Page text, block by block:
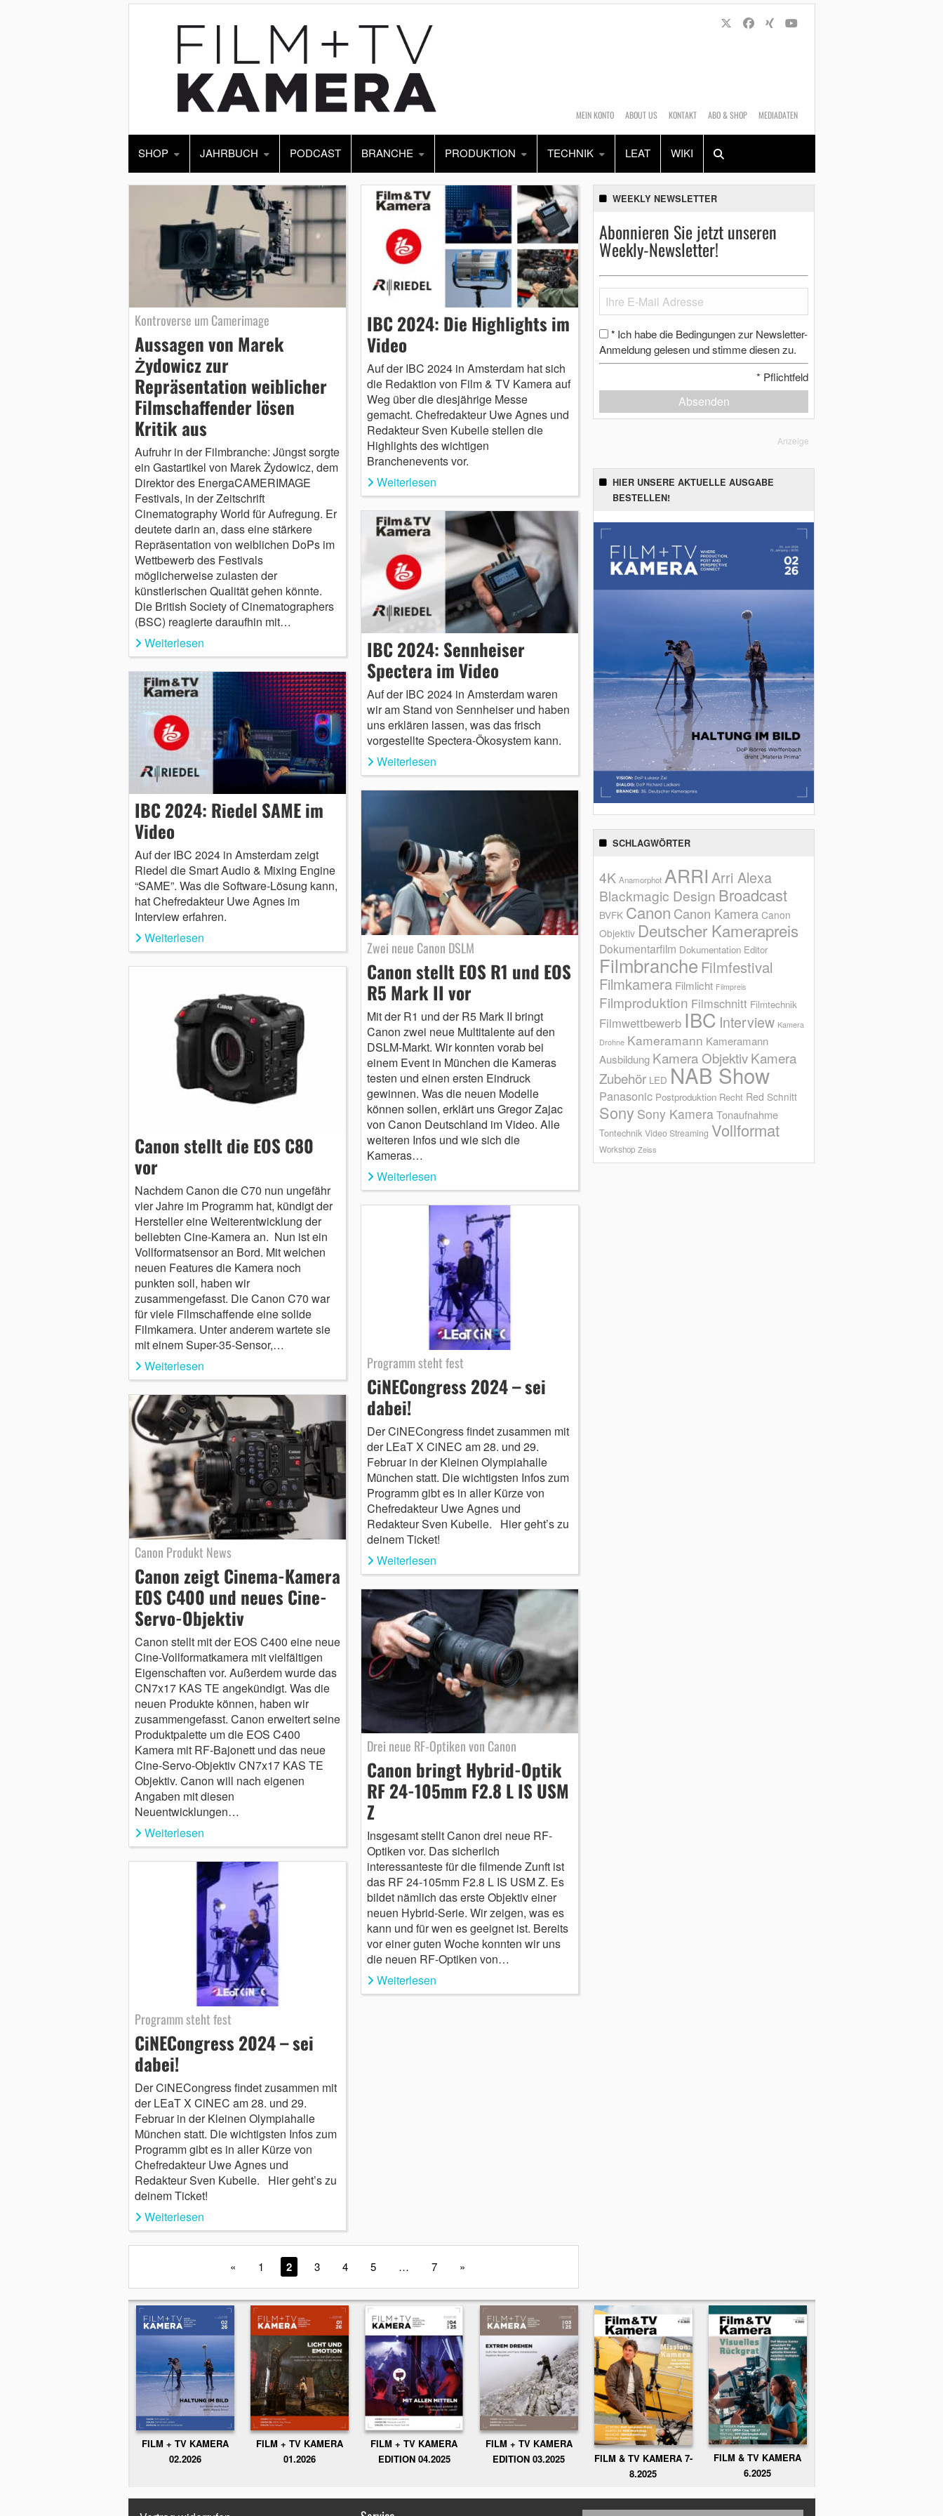
MEIN KONTO ABOUT US KONTAKT ABO & SHOP MEDIADATEN
SHOP JAHRBUCH PODCAST BRANCHE PRODUKTION TECHNIK LEAT WIKI
Alles Shop
Kontroverse um Camerimage
Aussagen von Marek
Żydowicz zur
Repräsentation weiblicher
Filmschaffender lösen
Kritik aus
Aufruhr in der Filmbranche: Jüngst sorgte
ein Gastartikel von Marek Żydowicz, dem
Direktor des EnergaCAMERIMAGE
Festivals, in der Zeitschrift
Cinematography World für Aufregung. Er
deutete darin an, dass eine stärkere
Repräsentation von weiblichen DoPs im
Wettbewerb des Festivals
möglicherweise zulasten der
künstlerischen Qualität gehen könnte.
Die British Society of Cinematographers
(BSC) reagierte daraufhin mit…
Weiterlesen
IBC 2024: Die Highlights im
Video
Auf der IBC 2024 in Amsterdam hat sich
die Redaktion von Film & TV Kamera auf
Weg über die diesjährige Messe
gemacht. Chefredakteur Uwe Agnes und
Redakteur Sven Kubeile stellen die
Highlights des wichtigen
Branchenevents vor.
Weiterlesen
IBC 2024: Riedel SAME im
Video
Auf der IBC 2024 in Amsterdam zeigt
Riedel die Smart Audio & Mixing Engine
“SAME”. Was die Software-Lösung kann,
hat Chefredakteur Uwe Agnes im
Interview erfahren.
Weiterlesen
IBC 2024: Sennheiser
Spectera im Video
Auf der IBC 2024 in Amsterdam waren
wir am Stand von Sennheiser und haben
uns erklären lassen, was das frisch
vorgestellte Spectera-Ökosystem kann.
Weiterlesen
Canon stellt die EOS C80
vor
Nachdem Canon die C70 nun ungefähr
vier Jahre im Programm hat, kündigt der
Hersteller eine Weiterentwicklung der
beliebten Cine-Kamera an. Nun ist ein
Vollformatsensor an Bord. Mit welchen
neuen Features die Kamera noch
punkten soll, haben wir
zusammengefasst. Die Canon C70 war
für viele Filmschaffende eine solide
Filmkamera. Unter anderem wartete sie
mit einem Super-35-Sensor,…
Weiterlesen
Zwei neue Canon DSLM
Canon stellt EOS R1 und EOS
R5 Mark II vor
Mit der R1 und der R5 Mark II bringt
Canon zwei neue Multitalente auf den
DSLM-Markt. Wir konnten vorab bei
einem Event in München die Kameras
testen und einen ersten Eindruck
gewinnen. Was die neuen Modelle
können sollen, erklärt uns Gregor Zajac
von Canon Deutschland im Video. Alle
weiteren Infos und wie sich die
Kameras…
Weiterlesen
Canon Produkt News
Canon zeigt Cinema-Kamera
EOS C400 und neues Cine-
Servo-Objektiv
Canon stellt mit der EOS C400 eine neue
Cine-Vollformatkamera mit vielfältigen
Eigenschaften vor. Außerdem wurde das
CN7x17 KAS TE angekündigt. Was die
neuen Produkte können, haben wir
zusammengefasst. Canon erweitert seine
Produktpalette um die EOS C400
Kamera mit RF-Bajonett und das neue
Cine-Servo-Objektiv CN7x17 KAS TE
Objektiv. Canon will nach eigenen
Angaben mit diesen
Neuentwicklungen…
Weiterlesen
Programm steht fest
CiNECongress 2024 – sei
dabei!
Der CiNECongress findet zusammen mit
der LEaT X CiNEC am 28. und 29.
Februar in der Kleinen Olympiahalle
München statt. Die wichtigsten Infos zum
Programm gibt es in aller Kürze von
Chefredakteur Uwe Agnes und
Redakteur Sven Kubeile. Hier geht’s zu
deinem Ticket!
Weiterlesen
Programm steht fest
CiNECongress 2024 – sei
dabei!
Der CiNECongress findet zusammen mit
der LEaT X CiNEC am 28. und 29.
Februar in der Kleinen Olympiahalle
München statt. Die wichtigsten Infos zum
Programm gibt es in aller Kürze von
Chefredakteur Uwe Agnes und
Redakteur Sven Kubeile. Hier geht’s zu
deinem Ticket!
Weiterlesen
Drei neue RF-Optiken von Canon
Canon bringt Hybrid-Optik
RF 24-105mm F2.8 L IS USM
Z
Insgesamt stellt Canon drei neue RF-
Optiken vor. Das sicherlich
interessanteste für die filmende Zunft ist
das RF 24-105mm F2.8 L IS USM Z. Es
bildet nämlich das erste Objektiv einer
neuen Hybrid-Serie. Wir zeigen, was es
kann und für wen es geeignet ist. Bereits
vor einer guten Woche konnten wir uns
die neuen RF-Optiken von…
Weiterlesen
« 1 2 3 4 5 … 7 »
WEEKLY NEWSLETTER
Abonnieren Sie jetzt unseren
Weekly-Newsletter!
* Ich habe die Bedingungen zur Newsletter-
Anmeldung gelesen und stimme diesen zu.
* Pflichtfeld
Absenden
Anzeige
HIER UNSERE AKTUELLE AUSGABE
BESTELLEN!
SCHLAGWÖRTER
4K Anamorphot ARRI Arri Alexa
Blackmagic Design Broadcast
BVFK Canon Canon Kamera Canon
Objektiv Deutscher Kamerapreis
Dokumentarfilm Dokumentation Editor
Filmbranche Filmfestival
Filmkamera Filmlicht Filmpreis
Filmproduktion Filmschnitt Filmtechnik
Filmwettbewerb IBC Interview Kamera
Drohne Kameramann Kameramann
Ausbildung Kamera ObjektivKamera
Zubehör LED NAB Show
Panasonic Postproduktion Recht Red Schnitt
Sony Sony KameraTonaufnahme
Tontechnik Video Streaming Vollformat
Workshop Zeiss
FILM + TV KAMERA
02.2026
FILM + TV KAMERA
01.2026
FILM + TV KAMERA
EDITION 04.2025
FILM + TV KAMERA
EDITION 03.2025
FILM & TV KAMERA 7-
8.2025
FILM & TV KAMERA
6.2025